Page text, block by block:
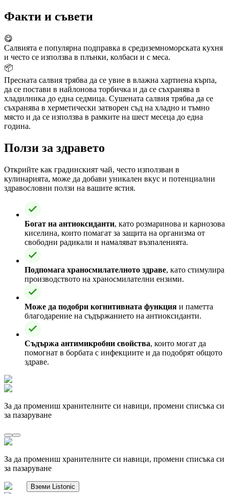
Факти и съвети
😋
Салвията е популярна подправка в средиземноморската кухня
и често се използва в плънки, колбаси и с меса.
📦
Пресната салвия трябва да се увие в влажна хартиена кърпа,
да се постави в найлонова торбичка и да се съхранява в
хладилника до една седмица. Сушената салвия трябва да се
съхранява в херметически затворен съд на хладно и тъмно
място и да се използва в рамките на шест месеца до една
година.
Ползи за здравето
Открийте как градинският чай, често използван в
кулинарията, може да добави уникален вкус и потенциални
здравословни ползи на вашите ястия.
Богат на антиоксиданти, като розмаринова и карнозова
киселина, които помагат за защита на организма от
свободни радикали и намаляват възпаленията.
Подпомага храносмилателното здраве, като стимулира
производството на храносмилателни ензими.
Може да подобри когнитивната функция и паметта
благодарение на съдържанието на антиоксиданти.
Съдържа антимикробни свойства, които могат да
помогнат в борбата с инфекциите и да подобрят общото
здраве.
За да промениш хранителните си навици, промени списъка си
за пазаруване
За да промениш хранителните си навици, промени списъка си
за пазаруване
Вземи Listonic